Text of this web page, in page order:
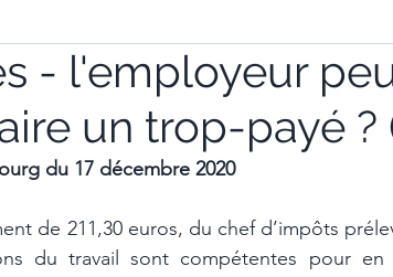
- l'employeur
un trop-payé ?
du 17 décembre 2020
de 211,30 euros, du chef d’impôts
du travail sont compétentes pour en